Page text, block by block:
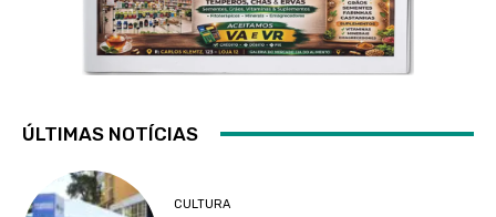
ÚLTIMAS NOTÍCIAS
CULTURA